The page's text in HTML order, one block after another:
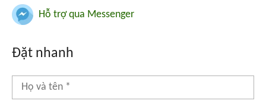
Hỗ trợ qua Messenger
Đặt nhanh